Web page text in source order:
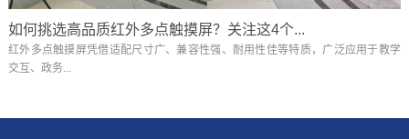
如何挑选高品质红外多点触摸屏？关注这4个...
红外多点触摸屏凭借适配尺寸广、兼容性强、耐用性佳等特质，广泛应用于教学
交互、政务...